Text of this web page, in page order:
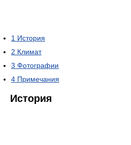
1 История
2 Климат
3 Фотографии
4 Примечания
История